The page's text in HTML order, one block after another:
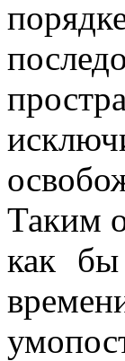
Таким
как бы